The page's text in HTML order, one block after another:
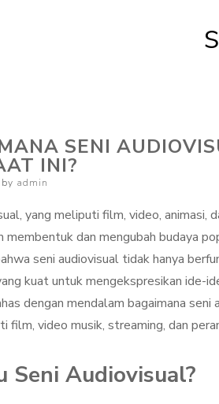
SENI
INI?
by admin
yang meliputi film, video, animasi,
membentuk dan mengubah budaya
seni audiovisual tidak hanya
kuat untuk mengekspresikan ide-
dengan mendalam bagaimana
film, video musik, streaming, dan
Seni Audiovisual?